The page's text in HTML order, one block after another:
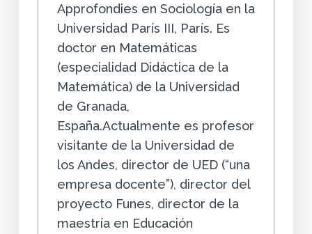
Approfondies en Sociología en la
Universidad París III, París. Es
doctor en Matemáticas
(especialidad Didáctica de la
Matemática) de la Universidad
de Granada,
España.Actualmente es profesor
visitante de la Universidad de
los Andes, director de UED (“una
empresa docente”), director del
proyecto Funes, director de la
maestría en Educación